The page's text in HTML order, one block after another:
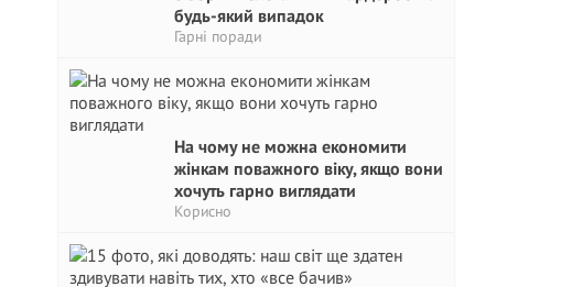
будь-який випадок
Гарні поради
На чому не можна економити
жінкам поважного віку, якщо вони
хочуть гарно виглядати
Корисно